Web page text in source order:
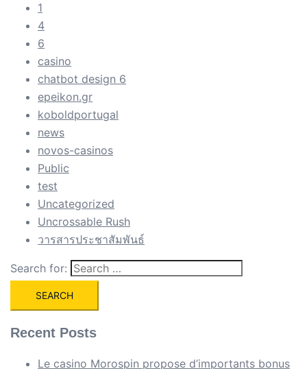
1
4
6
casino
chatbot design 6
epeikon.gr
koboldportugal
news
novos-casinos
Public
test
Uncategorized
Uncrossable Rush
วารสารประชาสัมพันธ์
Search for:
Recent Posts
Le casino Morospin propose d’importants bonus